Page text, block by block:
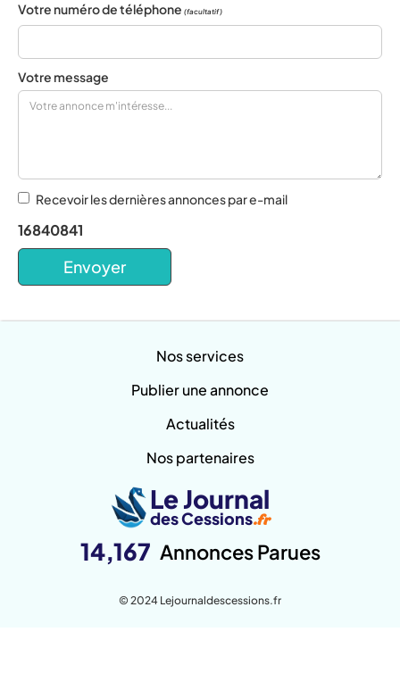
Votre numéro de téléphone (facultatif)
Votre message
Recevoir les dernières annonces par e-mail
16840841
Nos services
Publier une annonce
Actualités
Nos partenaires
Le Journal
des Cessions.fr
14,167 Annonces Parues
© 2024 Lejournaldescessions.fr